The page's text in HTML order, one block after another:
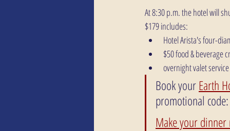
At 8:30 p.m. the hotel will
$179 includes:
Hotel Arista's four-
$50 food & beverage
overnight valet
Book your Earth
promotional code:
Make your dinner